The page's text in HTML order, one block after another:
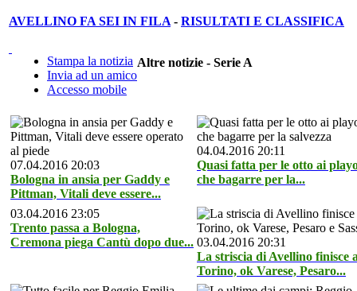
AVELLINO FA SEI IN FILA - RISULTATI E CLASSIFICA
Stampa la notizia
Invia ad un amico
Accesso mobile
Altre notizie - Serie A
07.04.2016 20:03
Bologna in ansia per Gaddy e
Pittman, Vitali deve essere...
04.04.2016 20:11
Quasi fatta per le otto ai
che bagarre per la...
03.04.2016 23:05
Trento passa a Bologna,
Cremona piega Cantù dopo due... 03.04.2016 20:31
La striscia di Avellino finisce
Torino, ok Varese, Pesaro...